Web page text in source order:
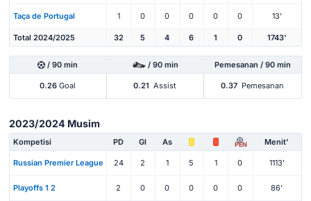
Taça de Portugal 1 0 0 0 0 0 13'
Total 2024/2025 32 5 4 6 1 0 1743'
/ 90 min / 90 min Pemesanan / 90 min
0.26 Goal 0.21 Assist 0.37 Pemesanan
2023/2024 Musim
Kompetisi PD Gl As PEN Menit'
Russian Premier League 24 2 1 5 1 0 1113'
Playoffs 1 2 2 0 0 0 0 0 86'